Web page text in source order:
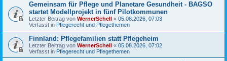
Gemeinsam für Pflege und Planetare Gesundheit - BAGSO
startet Modellprojekt in fünf Pilotkommunen
Letzter Beitrag von WernerSchell « 05.08.2026, 07:03
Verfasst in Pflegerecht und Pflegethemen
Finnland: Pflegefamilien statt Pflegeheim
Letzter Beitrag von WernerSchell « 05.08.2026, 07:02
Verfasst in Pflegerecht und Pflegethemen